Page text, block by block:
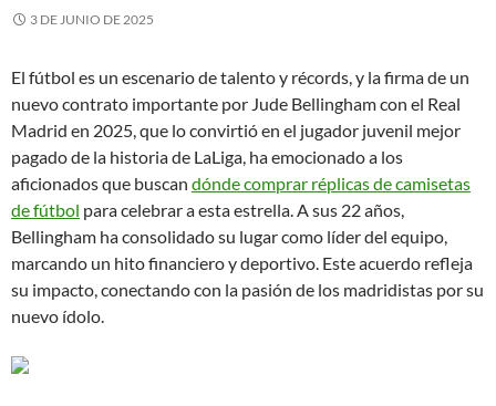
3 DE JUNIO DE 2025
El fútbol es un escenario de talento y récords, y la firma de un
nuevo contrato importante por Jude Bellingham con el Real
Madrid en 2025, que lo convirtió en el jugador juvenil mejor
pagado de la historia de LaLiga, ha emocionado a los
aficionados que buscan dónde comprar réplicas de camisetas
de fútbol para celebrar a esta estrella. A sus 22 años,
Bellingham ha consolidado su lugar como líder del equipo,
marcando un hito financiero y deportivo. Este acuerdo refleja
su impacto, conectando con la pasión de los madridistas por su
nuevo ídolo.